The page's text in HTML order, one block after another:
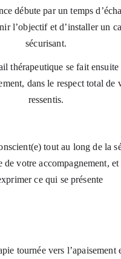
débute par un temps
l’objectif et d’installer un
sécurisant.
thérapeutique se fait ensuite
dans le respect total de
ressentis.
tout au long de la
de votre accompagnement,
ce qui se présente
tournée vers l’apaisement